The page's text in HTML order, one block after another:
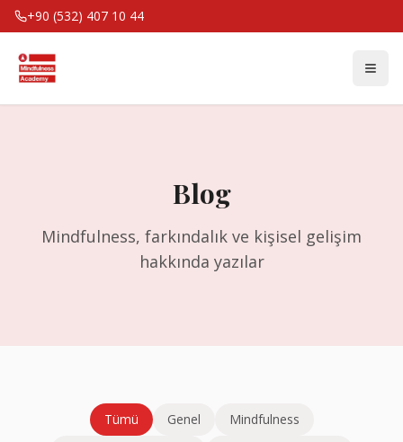
+90 (532) 407 10 44
Blog
Mindfulness, farkındalık ve kişisel gelişim
hakkında yazılar
Tümü Genel
Mindfulness